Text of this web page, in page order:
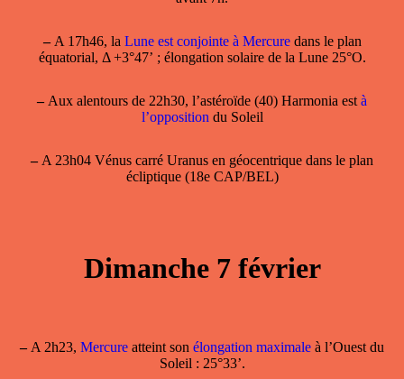
–A 17h46, la Lune est conjointe à Mercuredans le plan
équatorial, Δ +3°47’ ; élongation solaire de la Lune 25°O.
–Aux alentours de 22h30, l’astéroïde (40) Harmonia est à
l’opposition du Soleil
–A 23h04 Vénus carré Uranus en géocentrique dans le plan
écliptique (18e CAP/BEL)
Dimanche 7 février
–A 2h23, Mercure atteint son élongation maximale à l’Ouest du
Soleil : 25°33’.